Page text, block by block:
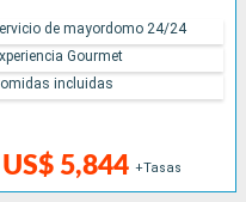
US$ 5,844 +Tasas
de mayordomo 24/24
Gourmet
incluidas